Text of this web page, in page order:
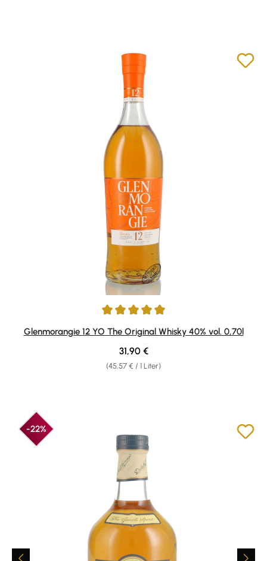
Durchschnittliche Bewertung von 4.94 von 5 Sternen
Glenmorangie 12 YO The Original Whisky 40% vol. 0,70l
(45,57 € / 1 Liter)
Regulärer Preis:
31,90 €
-22%